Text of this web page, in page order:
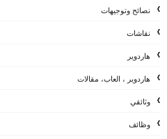
نصائح وتوجيهات
نقاشات
هاردوير
هاردوير ، العاب، مقالات
وثائقي
وظائف